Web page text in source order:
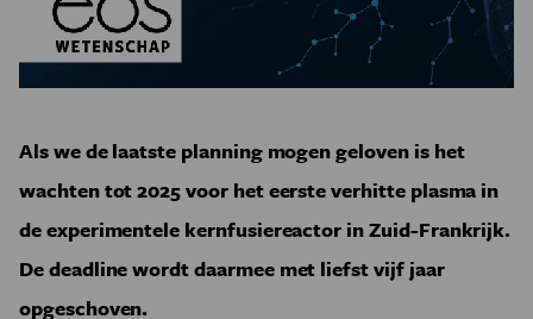
Als we de laatste planning mogen geloven is het
wachten tot 2025 voor het eerste verhitte plasma in
de experimentele kernfusiereactor in Zuid-Frankrijk.
De deadline wordt daarmee met liefst vijf jaar
opgeschoven.